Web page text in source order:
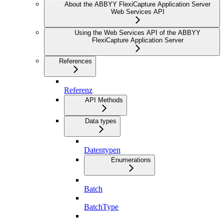
About the ABBYY FlexiCapture Application Server
Web Services API
Using the Web Services API of the ABBYY
FlexiCapture Application Server
References
Referenz
API Methods
Data types
Datentypen
Enumerations
Batch
BatchType